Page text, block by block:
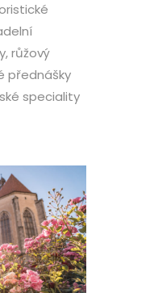
růžový
přednášky
speciality